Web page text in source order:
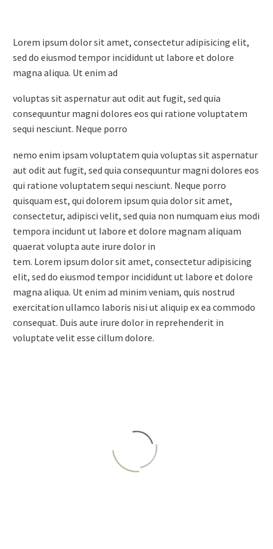
Lorem ipsum dolor sit amet, consectetur adipisicing elit,
sed do eiusmod tempor incididunt ut labore et dolore
magna aliqua. Ut enim ad
voluptas sit aspernatur aut odit aut fugit, sed quia
consequuntur magni dolores eos qui ratione voluptatem
sequi nesciunt. Neque porro
nemo enim ipsam voluptatem quia voluptas sit aspernatur
aut odit aut fugit, sed quia consequuntur magni dolores eos
qui ratione voluptatem sequi nesciunt. Neque porro
quisquam est, qui dolorem ipsum quia dolor sit amet,
consectetur, adipisci velit, sed quia non numquam eius modi
tempora incidunt ut labore et dolore magnam aliquam
quaerat volupta aute irure dolor in
tem. Lorem ipsum dolor sit amet, consectetur adipisicing
elit, sed do eiusmod tempor incididunt ut labore et dolore
magna aliqua. Ut enim ad minim veniam, quis nostrud
exercitation ullamco laboris nisi ut aliquip ex ea commodo
consequat. Duis aute irure dolor in reprehenderit in
voluptate velit esse cillum dolore.